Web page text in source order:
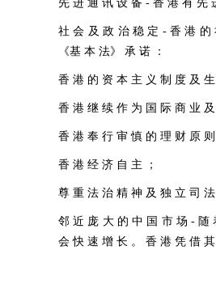
先 进 通 讯 设 备 - 香 港 有 先
社 会 及 政 治 稳 定 - 香 港 的
《基 本 法》 承 诺 ：
香 港 的 资 本 主 义 制 度 及
香 港 继 续 作 为 国 际 商 业 及
香 港 奉 行 审 慎 的 理 财 原 则
香 港 经 济 自 主 ；
尊 重 法 治 精 神 及 独 立 司
邻 近 庞 大 的 中 国 市 场 - 随
会 快 速 增 长 。 香 港 凭 借